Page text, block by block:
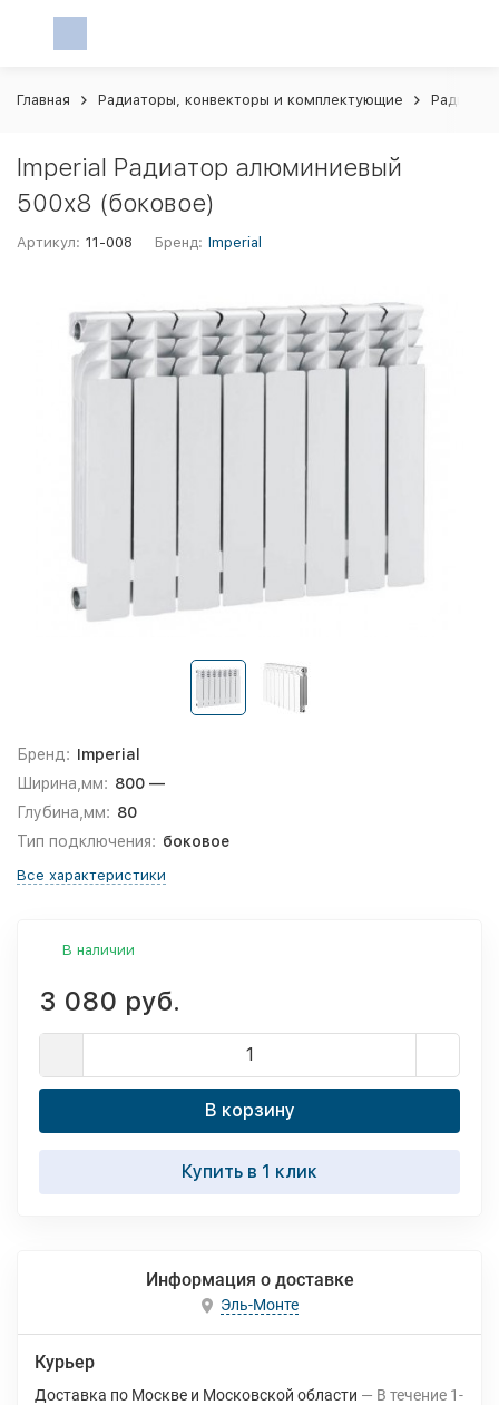
Главная Радиаторы, конвекторы и комплектующие
Imperial Радиатор алюминиевый
500х8 (боковое)
Артикул: 11-008 Бренд: Imperial
Бренд: Imperial
Ширина,мм: 800 —
Глубина,мм: 80
Тип подключения: боковое
Все характеристики
В наличии
3 080 руб.
В корзину
Купить в 1 клик
Информация о доставке
Эль-Монте
Курьер
Доставка по Москве и Московской области В течение 1-